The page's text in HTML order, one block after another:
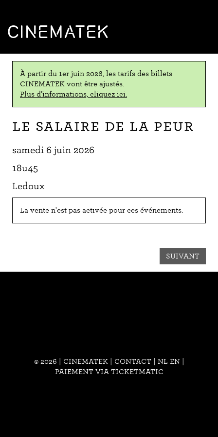
CINEMATEK
À partir du 1er juin 2026, les tarifs des billets
CINEMATEK vont être ajustés.
Plus d’informations, cliquez ici.
Le Salaire de la peur
samedi 6 juin 2026
18u45
Ledoux
La vente n'est pas activée pour ces événements.
SUIVANT
© 2026 | CINEMATEK | CONTACT| NL EN
PAIEMENT VIA TICKETMATIC